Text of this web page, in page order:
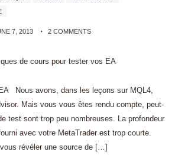
7, 2013 2 COMMENTS
Nous avons, dans les leçons sur MQL4,
Mais vous vous êtes rendu compte, peut-
test sont trop peu nombreuses. La profondeur
avec votre MetaTrader est trop courte.
révéler une source de […]